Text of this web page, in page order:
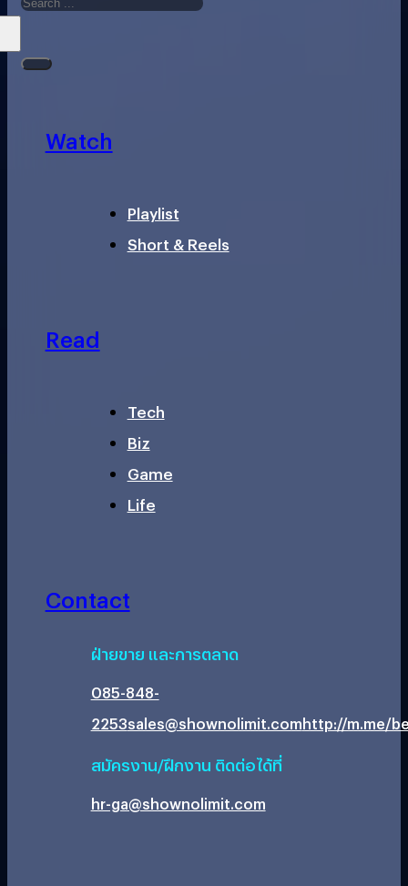
Watch
Playlist
Short & Reels
Read
Tech
Biz
Game
Life
Contact
ฝ่ายขาย และการตลาด
085-848-
2253sales@shownolimit.comhttp://m.me/
สมัครงาน/ฝึกงาน ติดต่อได้ที่
hr-ga@shownolimit.com